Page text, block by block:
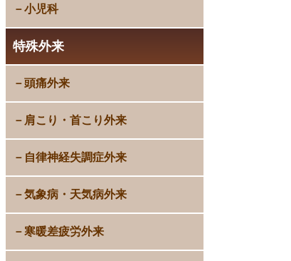
小児科
特殊外来
頭痛外来
肩こり・首こり外来
自律神経失調症外来
気象病・天気病外来
寒暖差疲労外来